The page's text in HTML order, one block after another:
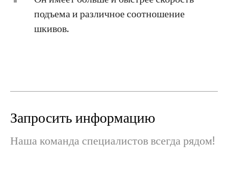
подъема и различное соотношение
шкивов.
Запросить информацию
Наша команда специалистов всегда рядом!